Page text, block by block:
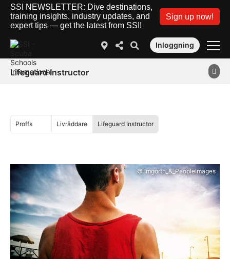
SSI NEWSLETTER: Dive destinations,
training insights, industry updates, and
expert tips — get the latest from SSI!
Sign up now!
Inloggning
Lifeguard Instructor
Proffs Livräddare Lifeguard Instructor
© Imgorth_&_PeopleImages